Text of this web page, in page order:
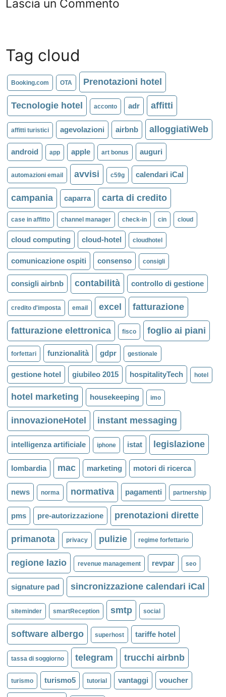
Lascia un Commento
Tag cloud
Booking.com OTA Prenotazioni hotel
Tecnologie hotel acconto adr affitti
affitti turistici agevolazioni airbnb alloggiatiWeb
android app apple art bonus auguri
automazioni email avvisi c59g calendari iCal
campania caparra carta di credito
case in affitto channel manager check-in cin cloud
cloud computing cloud-hotel cloudhotel
comunicazione ospiti consenso consigli
consigli airbnb contabilità controllo di gestione
credito d'imposta email excel fatturazione
fatturazione elettronica fisco foglio ai piani
forfettari funzionalità gdpr gestionale
gestione hotel giubileo 2015 hospitalityTech hotel
hotel marketing housekeeping imo
innovazioneHotel instant messaging
intelligenza artificiale iphone istat legislazione
lombardia mac marketing motori di ricerca
news norma normativa pagamenti partnership
pms pre-autorizzazione prenotazioni dirette
primanota privacy pulizie regime forfettario
regione lazio revenue management revpar seo
signature pad sincronizzazione calendari iCal
siteminder smartReception smtp social
software albergo superhost tariffe hotel
tassa di soggiorno telegram trucchi airbnb
turismo turismo5 tutorial vantaggi voucher